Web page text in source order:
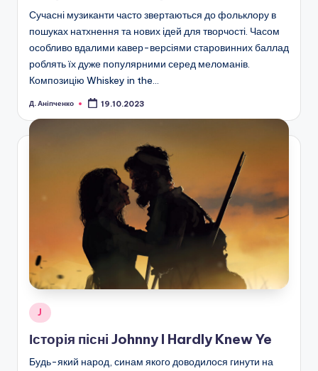
Сучасні музиканти часто звертаються до фольклору в
пошуках натхнення та нових ідей для творчості. Часом
особливо вдалими кавер-версіями старовинних баллад
роблять їх дуже популярними серед меломанів.
Композицію Whiskey in the…
Опубліковано
Д. Аніпченко 19.10.2023
Опубліковано
J
Історія пісні Johnny I Hardly Knew Ye
Будь-який народ, синам якого доводилося гинути на